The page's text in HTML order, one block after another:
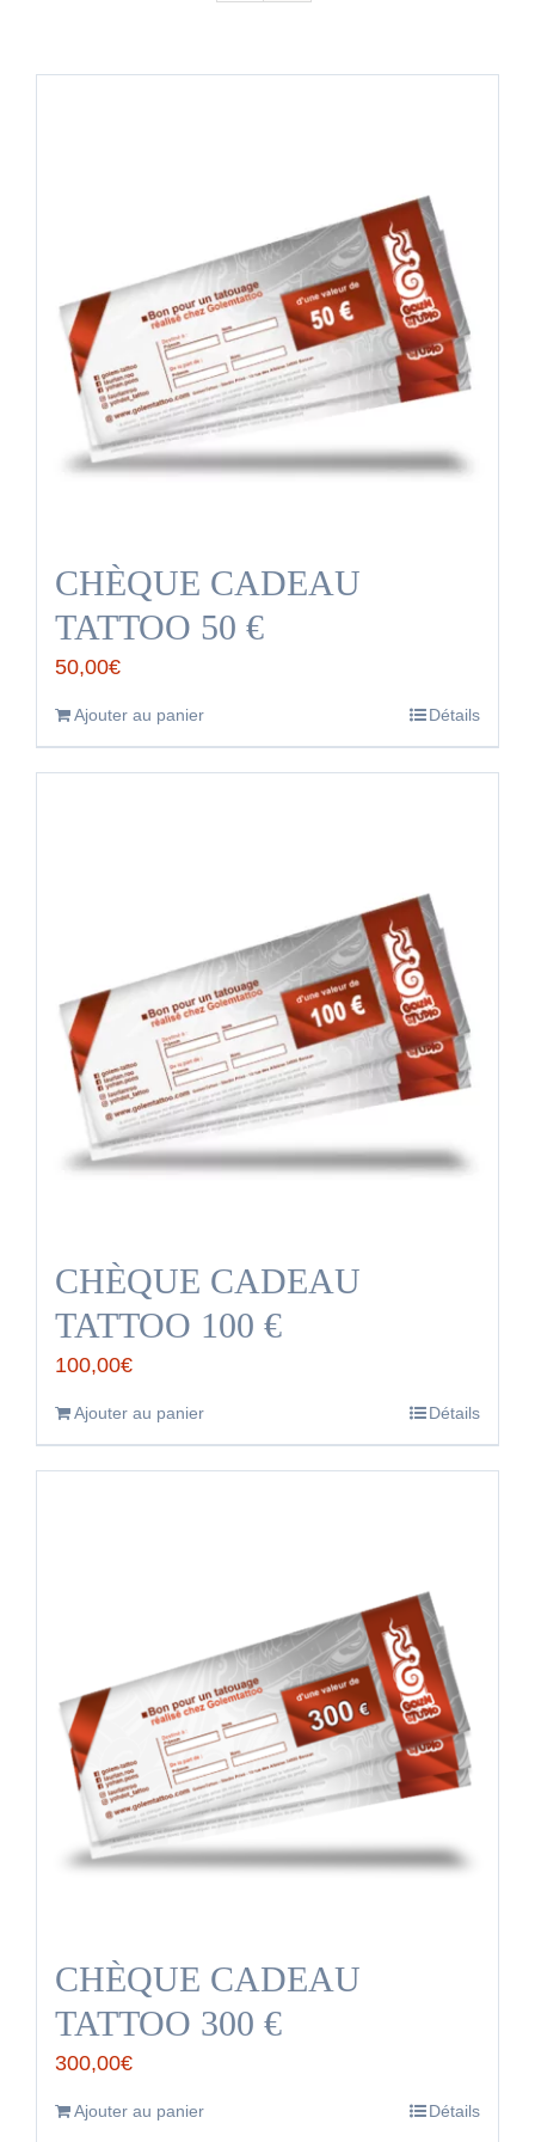
CHÈQUE CADEAU
TATTOO 50 €
50,00€
Ajouter au panier Détails
CHÈQUE CADEAU
TATTOO 100 €
100,00€
Ajouter au panier Détails
CHÈQUE CADEAU
TATTOO 300 €
300,00€
Ajouter au panier Détails